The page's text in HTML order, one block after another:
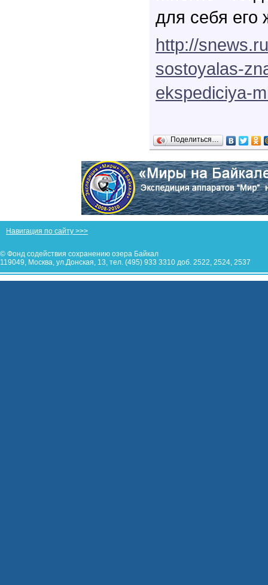
для себя его
http://
sostoyalas-
ekspediciya-
Поделиться…
Навигация по сайту >>>
© Фонд содействия сохранению озера Байкал
119049, Москва, ул.Донская, 13, тел. (495) 933 3310 доб. 2522, 2524, 2537